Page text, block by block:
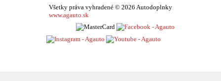
Všetky práva vyhradené © 2026 Autodoplnky
www.agauto.sk